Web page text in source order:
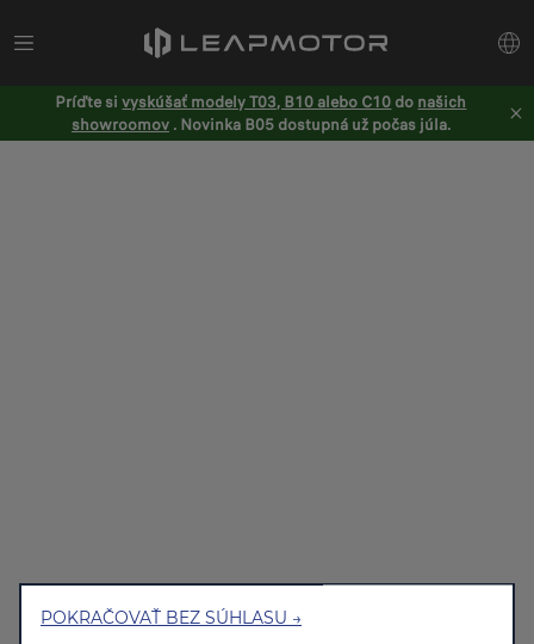
Príďte sivyskúšať modely T03, B10 alebo C10 do našich
showroomov. Novinka B05 dostupná už počas júla.
POKRAČOVAŤ BEZ SÚHLASU →
dostupnosť siete. Zlepšujú použiteľnosť a výkon